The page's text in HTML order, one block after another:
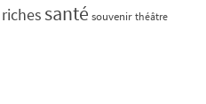
riches santé souvenir théâtre